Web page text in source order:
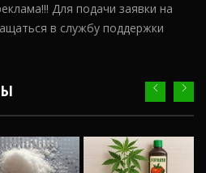
Для подачи заявки на
в службу поддержки